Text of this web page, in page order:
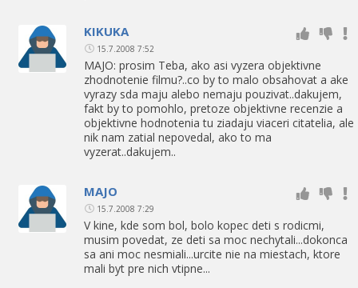
KIKUKA
15.7.2008 7:52
MAJO: prosim Teba, ako asi vyzera objektivne
zhodnotenie filmu?..co by to malo obsahovat a ake
vyrazy sda maju alebo nemaju pouzivat..dakujem,
fakt by to pomohlo, pretoze objektivne recenzie a
objektivne hodnotenia tu ziadaju viaceri citatelia, ale
nik nam zatial nepovedal, ako to ma
vyzerat..dakujem..
MAJO
15.7.2008 7:29
V kine, kde som bol, bolo kopec deti s rodicmi,
musim povedat, ze deti sa moc nechytali...dokonca
sa ani moc nesmiali...urcite nie na miestach, ktore
mali byt pre nich vtipne...